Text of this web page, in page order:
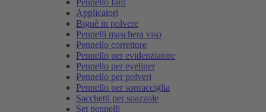
Pennello fard
Applicatori
Bignè in polvere
Pennelli maschera viso
Pennello correttore
Pennello per evidenziatore
Pennello per eyeliner
Pennello per polveri
Pennello per sopracciglia
Sacchetti per spazzole
Set pennelli